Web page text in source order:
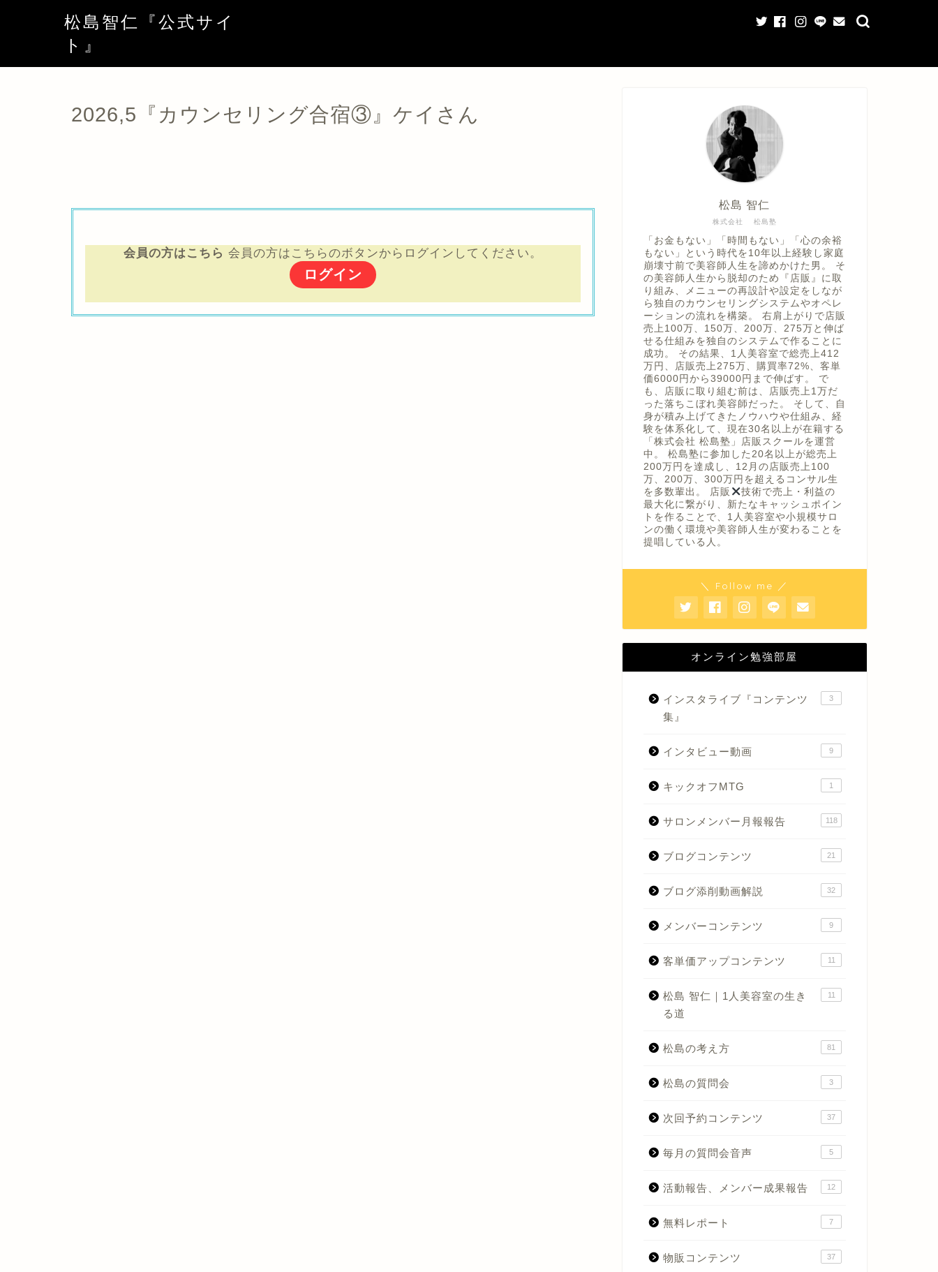
松島智仁『公式サイ
ト』
2026,5『カウンセリング合宿③』ケイさん
会員の方はこちら 会員の方はこちらのボタンからログインしてください。
ログイン
株式会社 松島塾
松島 智仁
「お金もない」「時間もない」「心の余裕
もない」という時代を10年以上経験し家庭
崩壊寸前で美容師人生を諦めかけた男。 そ
の美容師人生から脱却のため『店販』に取
り組み、メニューの再設計や設定をしなが
ら独自のカウンセリングシステムやオペレ
ーションの流れを構築。 右肩上がりで店販
売上100万、150万、200万、275万と伸ば
せる仕組みを独自のシステムで作ることに
成功。 その結果、1人美容室で総売上412
万円、店販売上275万、購買率72%、客単
価6000円から39000円まで伸ばす。 で
も、店販に取り組む前は、店販売上1万だ
った落ちこぼれ美容師だった。 そして、自
身が積み上げてきたノウハウや仕組み、経
験を体系化して、現在30名以上が在籍する
「株式会社 松島塾」店販スクールを運営
中。 松島塾に参加した20名以上が総売上
200万円を達成し、12月の店販売上100
万、200万、300万円を超えるコンサル生
を多数輩出。 店販
技術で売上・利益の
最大化に繋がり、新たなキャッシュポイン
トを作ることで、1人美容室や小規模サロ
ンの働く環境や美容師人生が変わることを
提唱している人。
＼ Follow me ／
オンライン勉強部屋
インスタライブ『コンテンツ
集』
3
インタビュー動画 9
キックオフMTG 1
サロンメンバー月報報告 118
ブログコンテンツ 21
ブログ添削動画解説 32
メンバーコンテンツ 9
客単価アップコンテンツ 11
松島 智仁｜1人美容室の生き
る道
11
松島の考え方 81
松島の質問会 3
次回予約コンテンツ 37
毎月の質問会音声 5
活動報告、メンバー成果報告 12
無料レポート 7
物販コンテンツ 37